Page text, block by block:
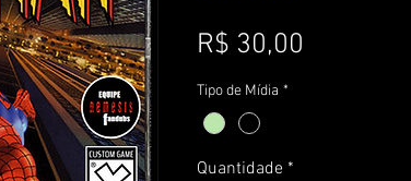
R$ 30,00
Tipo de Mídia *
Quantidade *